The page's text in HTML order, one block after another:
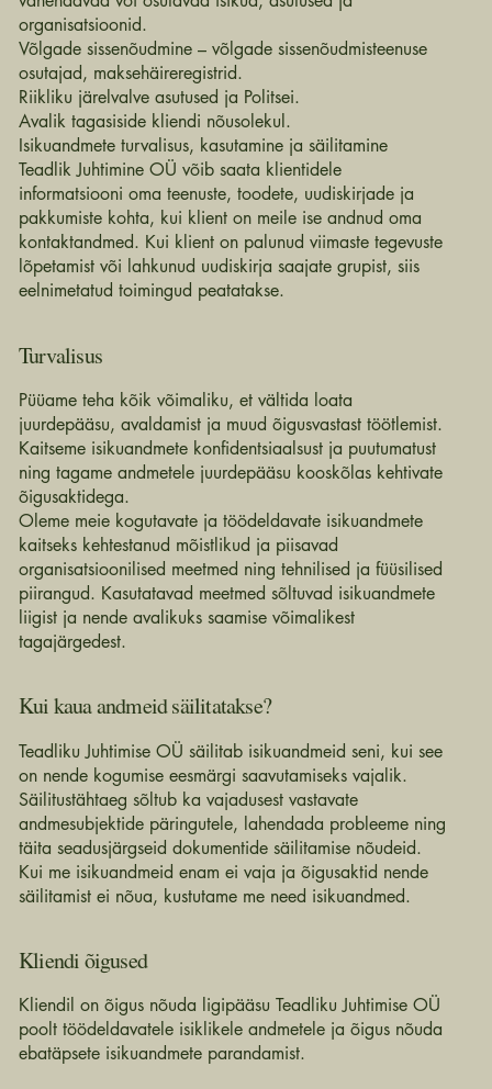
organisatsioonid.
Võlgade sissenõudmine – võlgade sissenõudmisteenuse
osutajad, maksehäireregistrid.
Riikliku järelvalve asutused ja Politsei.
Avalik tagasiside kliendi nõusolekul.
Isikuandmete turvalisus, kasutamine ja säilitamine
Teadlik Juhtimine OÜ võib saata klientidele
informatsiooni oma teenuste, toodete, uudiskirjade ja
pakkumiste kohta, kui klient on meile ise andnud oma
kontaktandmed. Kui klient on palunud viimaste tegevuste
lõpetamist või lahkunud uudiskirja saajate grupist, siis
eelnimetatud toimingud peatatakse.
Turvalisus
Püüame teha kõik võimaliku, et vältida loata
juurdepääsu, avaldamist ja muud õigusvastast töötlemist.
Kaitseme isikuandmete konfidentsiaalsust ja puutumatust
ning tagame andmetele juurdepääsu kooskõlas kehtivate
õigusaktidega.
Oleme meie kogutavate ja töödeldavate isikuandmete
kaitseks kehtestanud mõistlikud ja piisavad
organisatsioonilised meetmed ning tehnilised ja füüsilised
piirangud. Kasutatavad meetmed sõltuvad isikuandmete
liigist ja nende avalikuks saamise võimalikest
tagajärgedest.
Kui kaua andmeid säilitatakse?
Teadliku Juhtimise OÜ säilitab isikuandmeid seni, kui see
on nende kogumise eesmärgi saavutamiseks vajalik.
Säilitustähtaeg sõltub ka vajadusest vastavate
andmesubjektide päringutele, lahendada probleeme ning
täita seadusjärgseid dokumentide säilitamise nõudeid.
Kui me isikuandmeid enam ei vaja ja õigusaktid nende
säilitamist ei nõua, kustutame me need isikuandmed.
Kliendi õigused
Kliendil on õigus nõuda ligipääsu Teadliku Juhtimise OÜ
poolt töödeldavatele isiklikele andmetele ja õigus nõuda
ebatäpsete isikuandmete parandamist.